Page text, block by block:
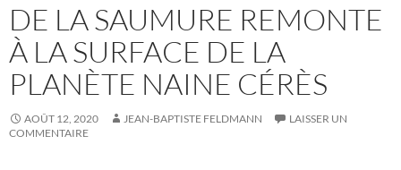
DE LA SAUMURE REMONTE
À LA SURFACE DE LA
PLANÈTE NAINE CÉRÈS
AOÛT 12, 2020 JEAN-BAPTISTE FELDMANN
LAISSER UN
COMMENTAIRE